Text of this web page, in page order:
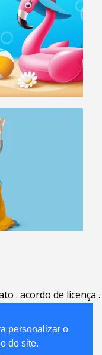
personalizar o
do site.
. acordo de licença .
Português